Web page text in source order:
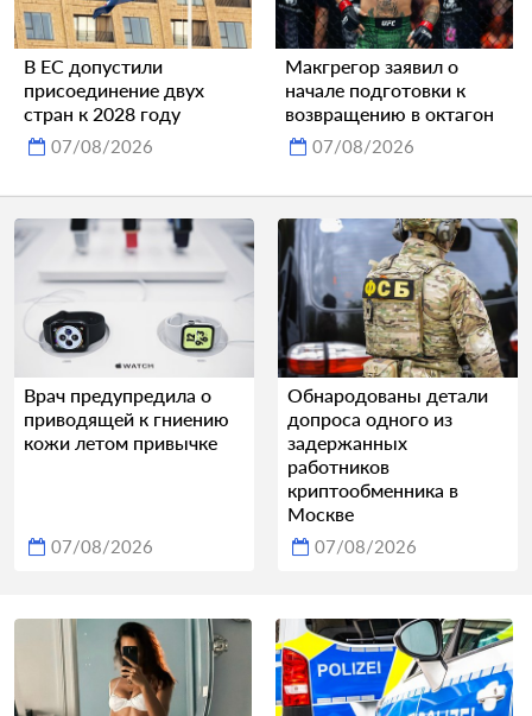
В ЕС допустили
присоединение двух
стран к 2028 году
07/08/2026
Макгрегор заявил о
начале подготовки к
возвращению в октагон
07/08/2026
Врач предупредила о
приводящей к гниению
кожи летом привычке
07/08/2026
Обнародованы детали
допроса одного из
задержанных
работников
криптообменника в
Москве
07/08/2026